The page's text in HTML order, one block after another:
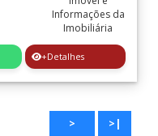
+Detalhes
> >|